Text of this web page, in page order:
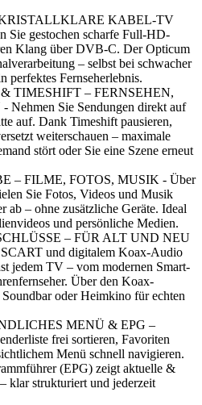
KABEL-TV
gestochen scharfe Full-HD-
Klang über DVB-C. Der Opticum
– selbst bei schwacher
perfektes Fernseherlebnis.
TIMESHIFT – FERNSEHEN,
Sie Sendungen direkt auf
auf. Dank Timeshift pausieren,
weiterschauen – maximale
stört oder Sie eine Szene erneut
– FILME, FOTOS, MUSIK - Über
Sie Fotos, Videos und Musik
ab – ohne zusätzliche Geräte. Ideal
und persönliche Medien.
– FÜR ALT UND NEU
und digitalem Koax-Audio
jedem TV – vom modernen Smart-
Über den Koax-
oder Heimkino für echten
MENÜ & EPG –
frei sortieren, Favoriten
Menü schnell navigieren.
(EPG) zeigt aktuelle &
klar strukturiert und jederzeit